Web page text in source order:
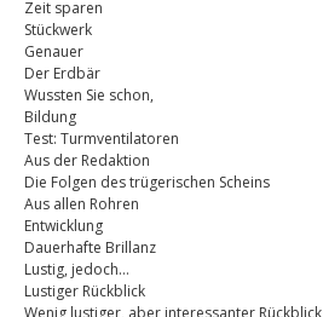
Zeit sparen
Stückwerk
Genauer
Der Erdbär
Wussten Sie schon,
Bildung
Test: Turmventilatoren
Aus der Redaktion
Die Folgen des trügerischen Scheins
Aus allen Rohren
Entwicklung
Dauerhafte Brillanz
Lustig, jedoch…
Lustiger Rückblick
Wenig lustiger, aber interessanter Rückblick